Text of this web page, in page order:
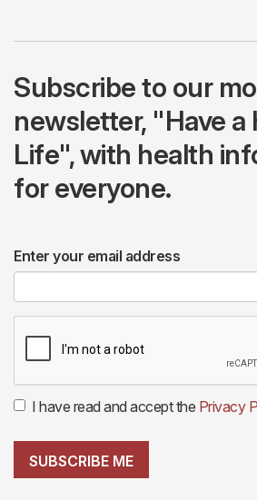
Subscribe to our
newsletter, "Have a
Life", with health
for everyone.
Enter your email address
I have read and accept the Privacy
SUBSCRIBE ME